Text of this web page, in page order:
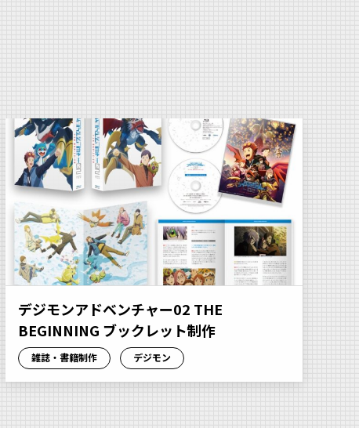
デジモンアドベンチャー02 THE
BEGINNING ブックレット制作
雑誌・書籍制作 デジモン